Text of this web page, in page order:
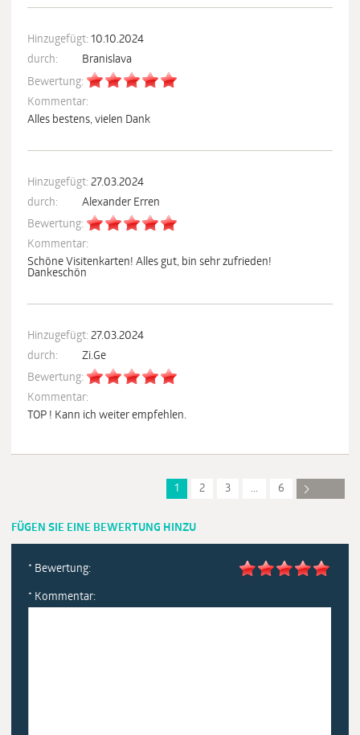
Hinzugefügt: 10.10.2024
durch:
Branislava
Bewertung:
Kommentar:
Alles bestens, vielen Dank
Hinzugefügt: 27.03.2024
durch:
Alexander Erren
Bewertung:
Kommentar:
Schöne Visitenkarten! Alles gut, bin sehr zufrieden!
Dankeschön
Hinzugefügt: 27.03.2024
durch:
Zi.Ge
Bewertung:
Kommentar:
TOP ! Kann ich weiter empfehlen.
1 2 3 ... 6
FÜGEN SIE EINE BEWERTUNG HINZU
* Bewertung:
* Kommentar: